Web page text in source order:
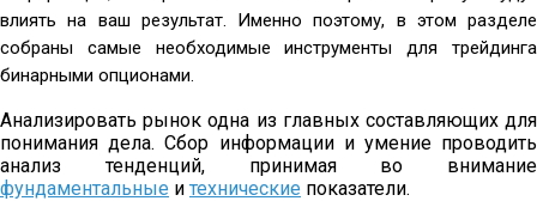
влиять на ваш результат. Именно поэтому, в этом разделе
собраны самые необходимые инструменты для трейдинга
бинарными опционами.
Анализировать рынок одна из главных составляющих для
понимания дела. Сбор информации и умение проводить
анализ тенденций, принимая во внимание
фундаментальные и технические показатели.